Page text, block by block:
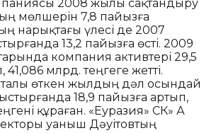
2008 жылы сақтандыру
мөлшерін 7,8 пайызға
нарықтағы үлесі де 2007
13,2 пайызға өсті. 2009
компания активтері 29,5
млрд. теңгеге жетті.
өткен жылдың дәл осындай
18,9 пайызға артып,
құраған. «Еуразия» СК» АҚ
Қуаныш Дәуітовтың